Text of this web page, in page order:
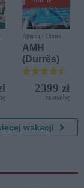
Albania / Durres
AMH
(Durrës)
2399 zł
za osobę
wakacji